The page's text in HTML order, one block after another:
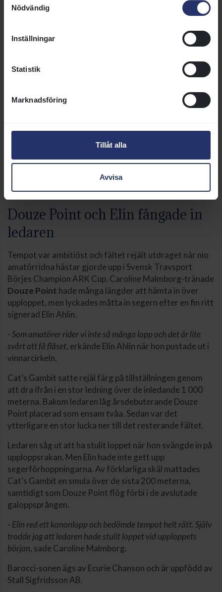
Nödvändig
Inställningar
Statistik
Marknadsföring
Tillåt alla
Avvisa
Douze Point och Elin fångade in
ledaren
Tempot var ambitiöst och fältet rejält utdraget när nio
amatörridna hästar gjorde upp i Svensk Travsport
Börjes Champion ARK Cup. Caroline Malmborg-tränade
Douze Point hade många längder att hämta in över
upploppet, men lyckades måtta in segern efter en fin ritt
signerad Elin Ahlin.
-Som amatörer rider vi inte så många lopp och det är lite
svårt att få flåset, erkände Elin Ahlin när hon pustade ut i
vinnarcirkeln.
Cat’s Gambit satte rejäl färg på tillställningen genom
att dra ifrån i en stor ledning över de inledande 1 000
meterna. Bakom ledaren låg årsdebuterande Douze
Point placerad som ensam tvåa. Sedan var det
ytterligare en stor lucka ner till det resterande fältet.
Ledaren såg ut att ha stulit loppet när hon svängde in på
upploppsrakan. Men Elin hade inte gett upp
segerförhoppningarna. Av förklarliga skäl mattades
Cat’s Gambit en smula över de sista 200 meterna,
samtidigt som Douze Point flög förbi i de avslutade
galoppsprången.
- Elin red ett kanonlopp och bedömde tempot helt rätt. Själv
trodde jag att ledaren hade stulit loppet vid upploppets
början, sade Caroline Malmborg.
Barocci-sonen ägs av Ecurie Chanson och är uppfödd av
Stall Sigfridsson AB.